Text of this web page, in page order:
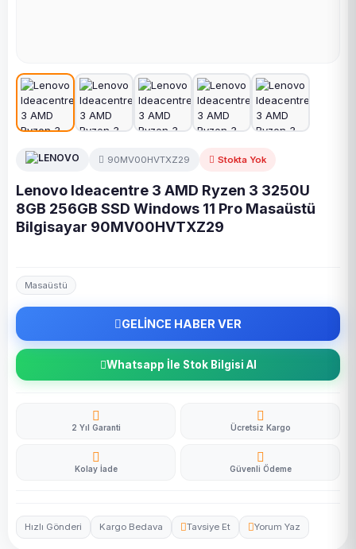
90MV00HVTXZ29 Stokta Yok
Lenovo Ideacentre 3 AMD Ryzen 3 3250U
8GB 256GB SSD Windows 11 Pro Masaüstü
Bilgisayar 90MV00HVTXZ29
Masaüstü
GELİNCE HABER VER
Whatsapp İle Stok Bilgisi Al
2 Yıl Garanti Ücretsiz Kargo
Kolay İade Güvenli Ödeme
Hızlı Gönderi Kargo Bedava Tavsiye Et Yorum Yaz